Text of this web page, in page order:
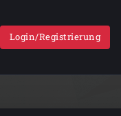
Login/Registrierung